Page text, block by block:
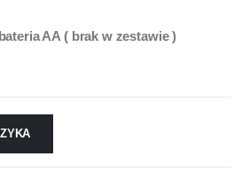
AA ( brak w zestawie )